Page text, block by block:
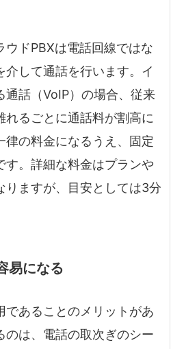
ウドPBXは電話回線ではな
介して通話を行います。イ
通話（VoIP）の場合、従来
るごとに通話料が割高に
律の料金になるうえ、固定
す。詳細な料金はプランや
りますが、目安としては3分
易になる
であることのメリットがあ
のは、電話の取次ぎのシー